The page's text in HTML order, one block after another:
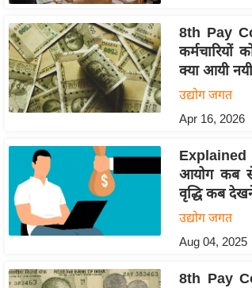
8th Pay
क्या आयी
उद्योग जगत
Apr 16, 2026
आयोग कब से
वृद्धि कब
उद्योग जगत
Aug 04, 2025
8th Pay